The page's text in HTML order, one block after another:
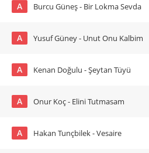
A Burcu Güneş - Bir Lokma Sevda
A Yusuf Güney - Unut Onu Kalbim
A Kenan Doğulu - Şeytan Tüyü
A Onur Koç - Elini Tutmasam
A Hakan Tunçbilek - Vesaire